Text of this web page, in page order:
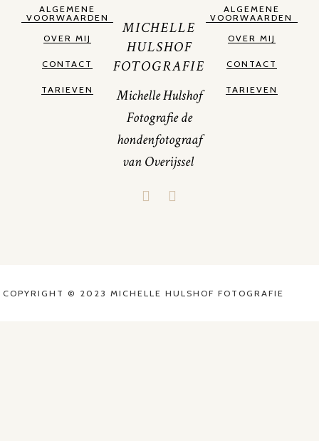
ALGEMENE
VOORWAARDEN
OVER MIJ
CONTACT
TARIEVEN
MICHELLE
HULSHOF
FOTOGRAFIE
Michelle Hulshof
Fotografie de
hondenfotograaf
van Overijssel
ALGEMENE
VOORWAARDEN
OVER MIJ
CONTACT
TARIEVEN
COPYRIGHT © 2023 MICHELLE HULSHOF FOTOGRAFIE